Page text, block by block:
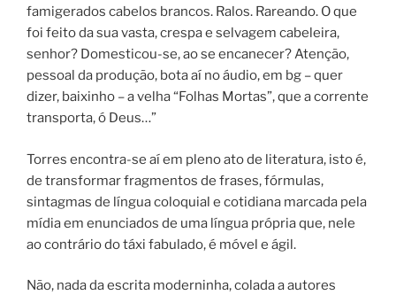
famigerados cabelos brancos. Ralos. Rareando. O que
foi feito da sua vasta, crespa e selvagem cabeleira,
senhor? Domesticou-se, ao se encanecer? Atenção,
pessoal da produção, bota aí no áudio, em bg – quer
dizer, baixinho – a velha “Folhas Mortas”, que a corrente
transporta, ó Deus…”
Torres encontra-se aí em pleno ato de literatura, isto é,
de transformar fragmentos de frases, fórmulas,
sintagmas de língua coloquial e cotidiana marcada pela
mídia em enunciados de uma língua própria que, nele
ao contrário do táxi fabulado, é móvel e ágil.
Não, nada da escrita moderninha, colada a autores